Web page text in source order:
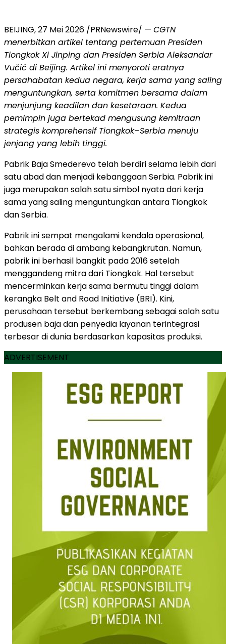
BEIJING, 27 Mei 2026 /PRNewswire/ — CGTN
menerbitkan artikel tentang pertemuan Presiden
Tiongkok Xi Jinping dan Presiden Serbia Aleksandar
Vučić di Beijing. Artikel ini menyoroti eratnya
persahabatan kedua negara, kerja sama yang saling
menguntungkan, serta komitmen bersama dalam
menjunjung keadilan dan kesetaraan. Kedua
pemimpin juga bertekad mengusung kemitraan
strategis komprehensif Tiongkok–Serbia menuju
jenjang yang lebih tinggi.
Pabrik Baja Smederevo telah berdiri selama lebih dari
satu abad dan menjadi kebanggaan Serbia. Pabrik ini
juga merupakan salah satu simbol nyata dari kerja
sama yang saling menguntungkan antara Tiongkok
dan Serbia.
Pabrik ini sempat mengalami kendala operasional,
bahkan berada di ambang kebangkrutan. Namun,
pabrik ini berhasil bangkit pada 2016 setelah
menggandeng mitra dari Tiongkok. Hal tersebut
mencerminkan kerja sama bermutu tinggi dalam
kerangka Belt and Road Initiative (BRI). Kini,
perusahaan tersebut berkembang sebagai salah satu
produsen baja dan penyedia layanan terintegrasi
terbesar di dunia berdasarkan kapasitas produksi.
ADVERTISEMENT